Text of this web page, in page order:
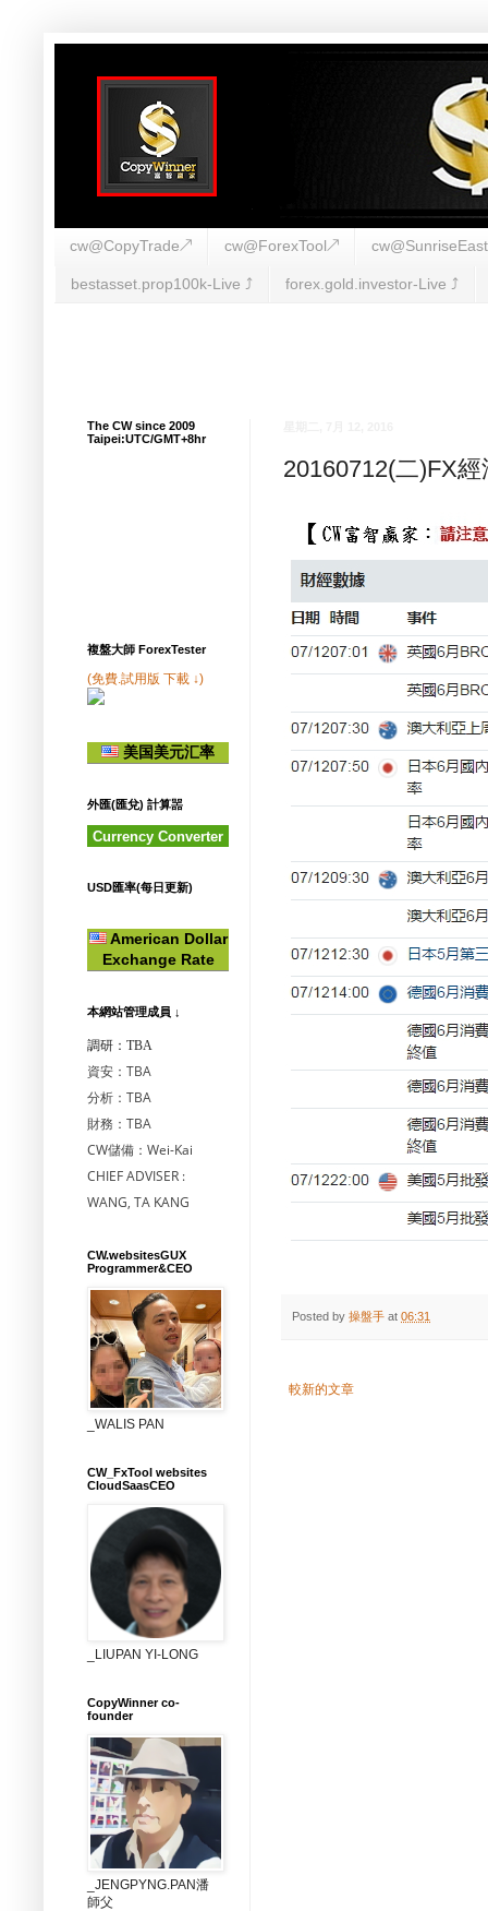
cw@CopyTrade↗ cw@ForexTool↗
bestasset.prop100k-Live ⤴︎ forex.gold.investor-Live ⤴︎
20160712(二)FX
Posted by 操盤手 at 06:31
較新的文章
The CW since 2009
Taipei:UTC/GMT+8hr
複盤大師 ForexTester
(免費.試用版 下載 ↓)
美国美元汇率
外匯(匯兌) 計算噐
Currency Converter
USD匯率(每日更新)
American Dollar
Exchange Rate
本網站管理成員 ↓
調研：TBA
資安：TBA
分析：TBA
財務：TBA
CW儲備：Wei-Kai
CHIEF ADVISER :
WANG, TA KANG
CW.websitesGUX
Programmer&CEO
_WALIS PAN
CW_FxTool websites
CloudSaasCEO
_LIUPAN YI-LONG
CopyWinner co-
founder
_JENGPYNG.PAN潘
師父